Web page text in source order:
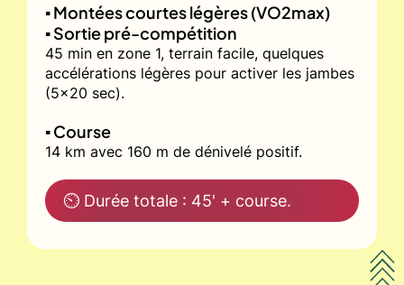
▪️ Montées courtes légères (VO2max)
▪️ Sortie pré-compétition
45 min en zone 1, terrain facile, quelques
accélérations légères pour activer les jambes
(5x20 sec).
▪️ Course
14 km avec 160 m de dénivelé positif.
⏲ Durée totale : 45' + course.